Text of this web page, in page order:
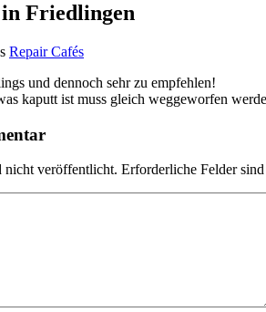
Friedlingen
Repair Cafés
und dennoch sehr zu empfehlen!
kaputt ist muss gleich weggeworfen
veröffentlicht. Erforderliche Felder